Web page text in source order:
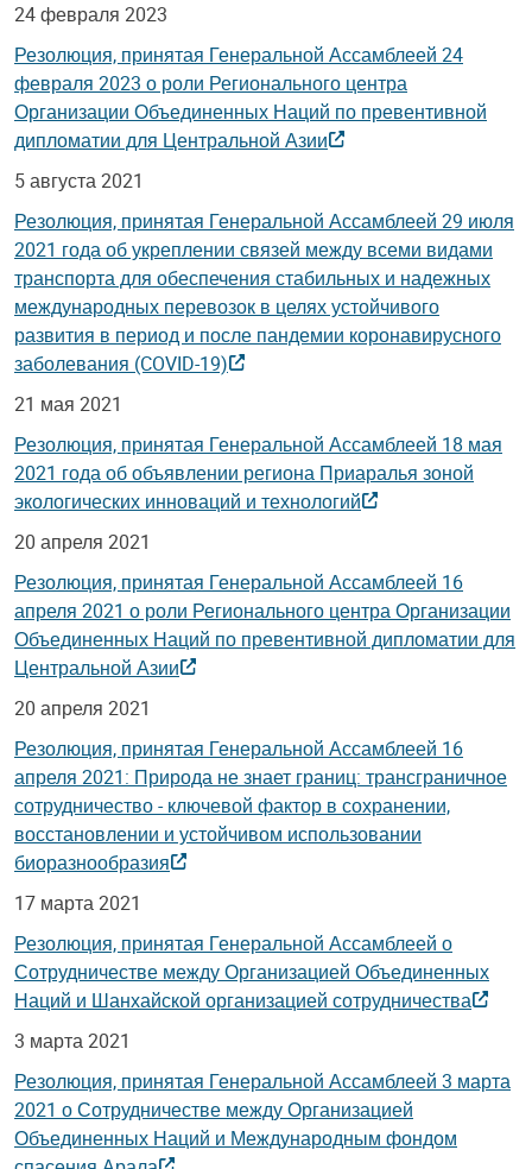
24 февраля 2023
Резолюция, принятая Генеральной Ассамблеей 24
февраля 2023 о роли Регионального центра
Организации Объединенных Наций по превентивной
дипломатии для Центральной Азии
5 августа 2021
Резолюция, принятая Генеральной Ассамблеей 29 июля
2021 года об укреплении связей между всеми видами
транспорта для обеспечения стабильных и надежных
международных перевозок в целях устойчивого
развития в период и после пандемии коронавирусного
заболевания (COVID-19)
21 мая 2021
Резолюция, принятая Генеральной Ассамблеей 18 мая
2021 года об объявлении региона Приаралья зоной
экологических инноваций и технологий
20 апреля 2021
Резолюция, принятая Генеральной Ассамблеей 16
апреля 2021 о роли Регионального центра Организации
Объединенных Наций по превентивной дипломатии для
Центральной Азии
20 апреля 2021
Резолюция, принятая Генеральной Ассамблеей 16
апреля 2021: Природа не знает границ: трансграничное
сотрудничество - ключевой фактор в сохранении,
восстановлении и устойчивом использовании
биоразнообразия
17 марта 2021
Резолюция, принятая Генеральной Ассамблеей о
Сотрудничестве между Организацией Объединенных
Наций и Шанхайской организацией сотрудничества
3 марта 2021
Резолюция, принятая Генеральной Ассамблеей 3 марта
2021 о Сотрудничестве между Организацией
Объединенных Наций и Международным фондом